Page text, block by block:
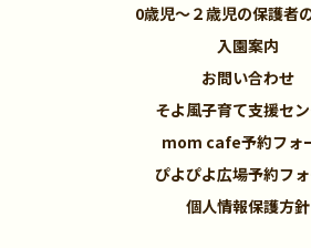
0歳児～２歳児の保護者
入園案内
お問い合わせ
そよ風子育て支援セ
mom cafe予約フォ
ぴよぴよ広場予約フ
個人情報保護方針